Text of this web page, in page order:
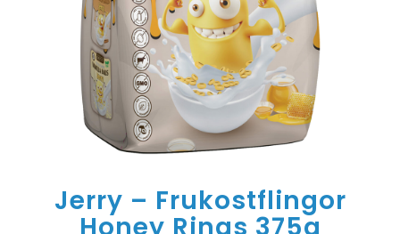
Jerry – Frukostflingor